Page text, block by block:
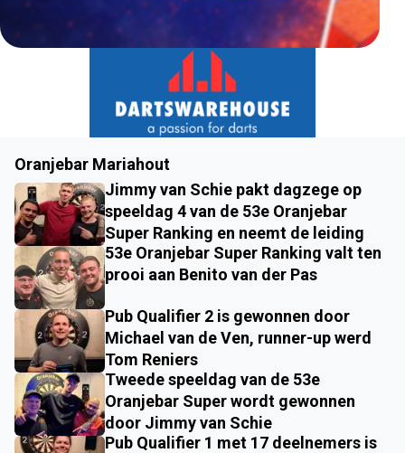
Oranjebar Mariahout
Jimmy van Schie pakt dagzege op
speeldag 4 van de 53e Oranjebar
Super Ranking en neemt de leiding
53e Oranjebar Super Ranking valt ten
prooi aan Benito van der Pas
Pub Qualifier 2 is gewonnen door
Michael van de Ven, runner-up werd
Tom Reniers
Tweede speeldag van de 53e
Oranjebar Super wordt gewonnen
door Jimmy van Schie
Pub Qualifier 1 met 17 deelnemers is